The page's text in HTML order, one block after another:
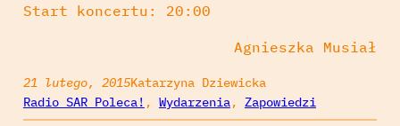
Start koncertu: 20:00
Agnieszka Musiał
21 lutego, 2015Katarzyna Dziewicka
Radio SAR Poleca! , Wydarzenia, Zapowiedzi